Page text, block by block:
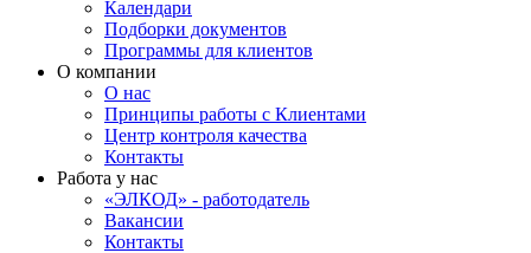
Календари
Подборки документов
Программы для клиентов
О компании
О нас
Принципы работы с Клиентами
Центр контроля качества
Контакты
Работа у нас
«ЭЛКОД» - работодатель
Вакансии
Контакты